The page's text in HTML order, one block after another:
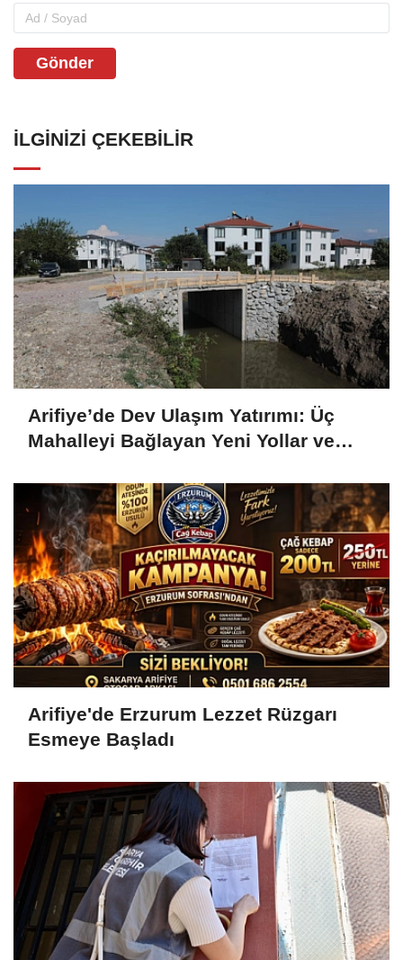
Gönder
İLGINIZI ÇEKEBILIR
Arifiye’de Dev Ulaşım Yatırımı: Üç
Mahalleyi Bağlayan Yeni Yollar ve
Arifiye'de Erzurum Lezzet Rüzgarı
Esmeye Başladı